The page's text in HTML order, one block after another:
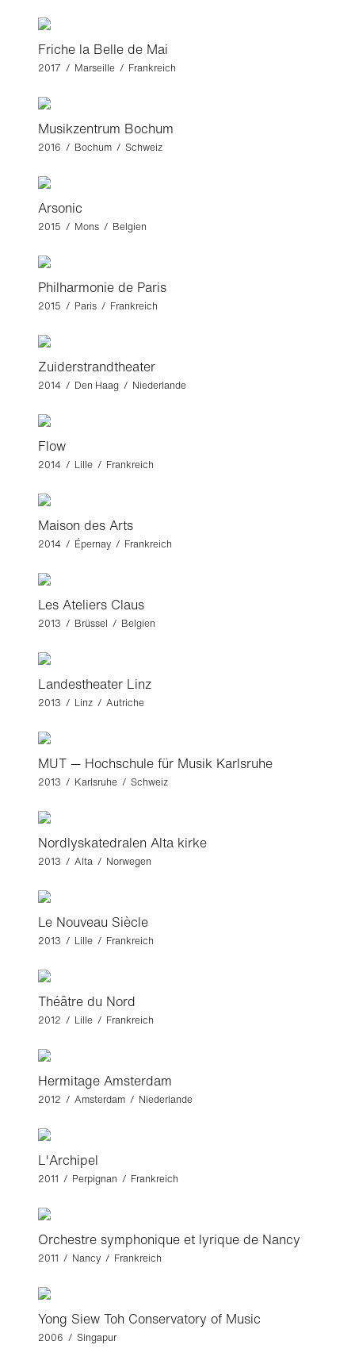
Friche la Belle de Mai
2017 / Marseille / Frankreich
Musikzentrum Bochum
2016 / Bochum / Schweiz
Arsonic
2015 / Mons / Belgien
Philharmonie de Paris
2015 / Paris / Frankreich
Zuiderstrandtheater
2014 / Den Haag / Niederlande
Flow
2014 / Lille / Frankreich
Maison des Arts
2014 / Épernay / Frankreich
Les Ateliers Claus
2013 / Brüssel / Belgien
Landestheater Linz
2013 / Linz / Autriche
MUT — Hochschule für Musik Karlsruhe
2013 / Karlsruhe / Schweiz
Nordlyskatedralen Alta kirke
2013 / Alta / Norwegen
Le Nouveau Siècle
2013 / Lille / Frankreich
Théâtre du Nord
2012 / Lille / Frankreich
Hermitage Amsterdam
2012 / Amsterdam / Niederlande
L'Archipel
2011 / Perpignan / Frankreich
Orchestre symphonique et lyrique de Nancy
2011 / Nancy / Frankreich
Yong Siew Toh Conservatory of Music
2006 / Singapur